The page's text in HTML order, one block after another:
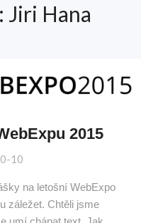
Jiri Hana
2015
10
na letošní WebExpo
záležet. Chtěli jsme